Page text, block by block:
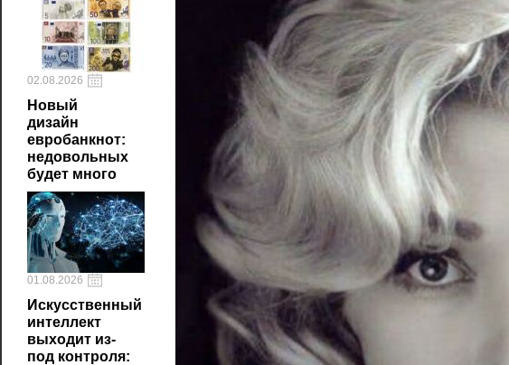
02.08.2026
Новый
дизайн
евробанкнот:
недовольных
будет много
01.08.2026
Искусственный
интеллект
выходит из-
под контроля: